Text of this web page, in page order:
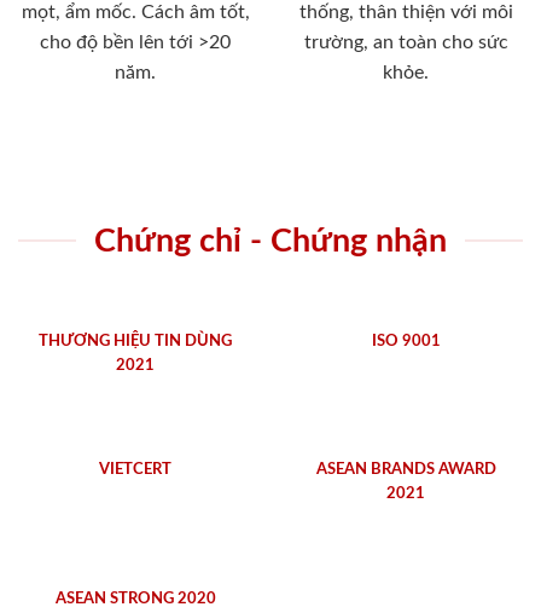
mọt, ẩm mốc. Cách âm tốt,
cho độ bền lên tới >20
năm.
thống, thân thiện với môi
trường, an toàn cho sức
khỏe.
Chứng chỉ - Chứng nhận
THƯƠNG HIỆU TIN DÙNG
2021
ISO 9001
VIETCERT
ASEAN BRANDS AWARD
2021
ASEAN STRONG 2020